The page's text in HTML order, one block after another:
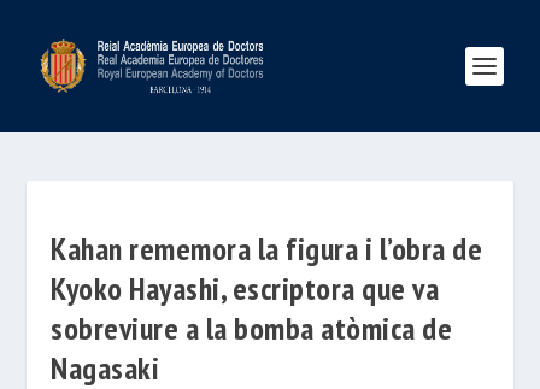
Kahan rememora la figura i l’obra de
Kyoko Hayashi, escriptora que va
sobreviure a la bomba atòmica de
Nagasaki